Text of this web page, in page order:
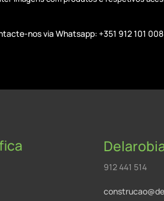
nos via Whatsapp: +351 912 101 008
912 441 514